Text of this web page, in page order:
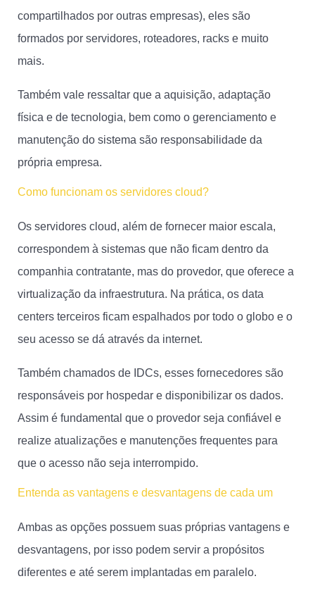
compartilhados por outras empresas), eles são
formados por servidores, roteadores, racks e muito
mais.
Também vale ressaltar que a aquisição, adaptação
física e de tecnologia, bem como o gerenciamento e
manutenção do sistema são responsabilidade da
própria empresa.
Como funcionam os servidores cloud?
Os servidores cloud, além de fornecer maior escala,
correspondem à sistemas que não ficam dentro da
companhia contratante, mas do provedor, que oferece a
virtualização da infraestrutura. Na prática, os data
centers terceiros ficam espalhados por todo o globo e o
seu acesso se dá através da internet.
Também chamados de IDCs, esses fornecedores são
responsáveis por hospedar e disponibilizar os dados.
Assim é fundamental que o provedor seja confiável e
realize atualizações e manutenções frequentes para
que o acesso não seja interrompido.
Entenda as vantagens e desvantagens de cada um
Ambas as opções possuem suas próprias vantagens e
desvantagens, por isso podem servir a propósitos
diferentes e até serem implantadas em paralelo.